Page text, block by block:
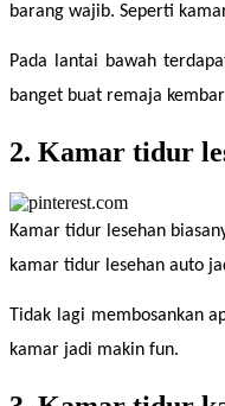
barang wajib. Seperti
Pada lantai bawah
banget buat remaja
2. Kamar tidur
Kamar tidur lesehan
kamar tidur lesehan auto
Tidak lagi membosankan
kamar jadi makin fun.